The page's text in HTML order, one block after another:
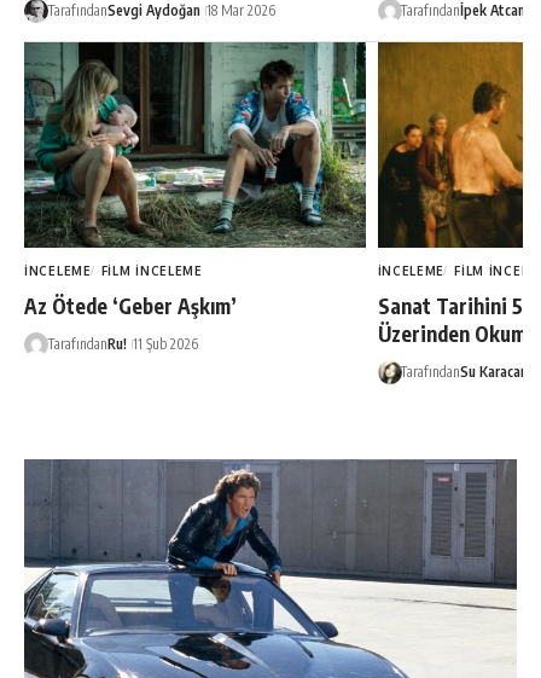
TarafındanSevgi Aydoğan 18 Mar 2026 Tarafındanİpek Atcan
İNCELEME FILM İNCELEME
Az Ötede ‘Geber Aşkım’
TarafındanRu! 11 Şub 2026
İNCELEME FILM
Sanat Tarihini 5
Üzerinden
TarafındanSu Karacan